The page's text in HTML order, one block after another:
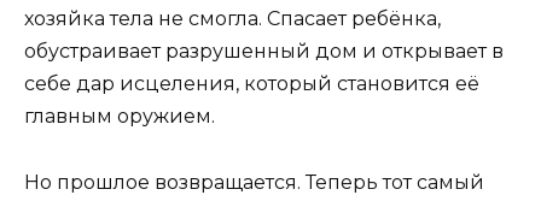
хозяйка тела не смогла. Спасает ребёнка,
обустраивает разрушенный дом и открывает в
себе дар исцеления, который становится её
главным оружием.
Но прошлое возвращается. Теперь тот самый